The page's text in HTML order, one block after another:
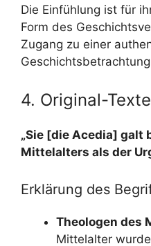
Die Einfühlung ist für
Form des
Zugang zu einer
4. Original-
„Sie [die Acedia] galt
Mittelalters als der
Erklärung des
Theologen des
Mittelalter